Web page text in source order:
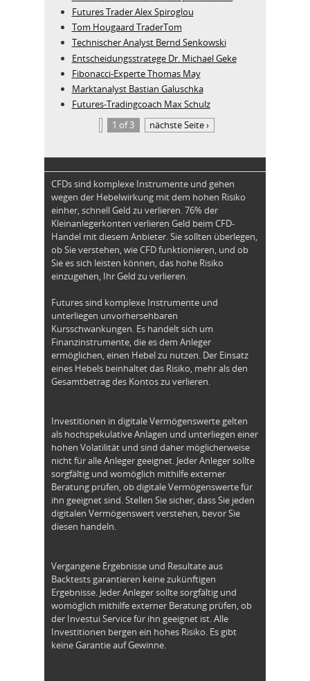
Futures Trader Alex Spiroglou
Tom Hougaard TraderTom
Technischer Analyst Bernd Senkowski
Entscheidungsstratege Dr. Michael Geke
Fibonacci-Experte Thomas May
Marktanalyst Bastian Galuschka
Futures-Tradingcoach Max Schulz
1 of 3
nächste Seite ›
CFDs sind komplexe Instrumente und gehen
wegen der Hebelwirkung mit dem hohen Risiko
einher, schnell Geld zu verlieren. 76% der
Kleinanlegerkonten verlieren Geld beim CFD-
Handel mit diesem Anbieter. Sie sollten überlegen,
ob Sie verstehen, wie CFD funktionieren, und ob
Sie es sich leisten können, das hohe Risiko
einzugehen, Ihr Geld zu verlieren.
Futures sind komplexe Instrumente und
unterliegen unvorhersehbaren
Kursschwankungen. Es handelt sich um
Finanzinstrumente, die es dem Anleger
ermöglichen, einen Hebel zu nutzen. Der Einsatz
eines Hebels beinhaltet das Risiko, mehr als den
Gesamtbetrag des Kontos zu verlieren.
Investitionen in digitale Vermögenswerte gelten
als hochspekulative Anlagen und unterliegen einer
hohen Volatilität und sind daher möglicherweise
nicht für alle Anleger geeignet. Jeder Anleger sollte
sorgfältig und womöglich mithilfe externer
Beratung prüfen, ob digitale Vermögenswerte für
ihn geeignet sind. Stellen Sie sicher, dass Sie jeden
digitalen Vermögenswert verstehen, bevor Sie
diesen handeln.
Vergangene Ergebnisse und Resultate aus
Backtests garantieren keine zukünftigen
Ergebnisse. Jeder Anleger sollte sorgfältig und
womöglich mithilfe externer Beratung prüfen, ob
der Investui Service für ihn geeignet ist. Alle
Investitionen bergen ein hohes Risiko. Es gibt
keine Garantie auf Gewinne.